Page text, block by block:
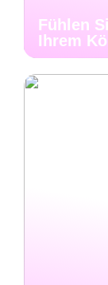
Fühlen
Ihrem